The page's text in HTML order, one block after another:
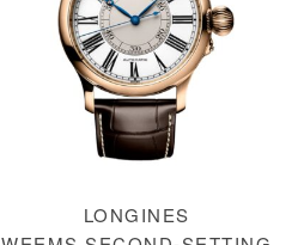
LONGINES